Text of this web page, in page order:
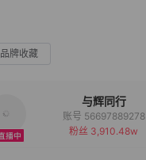
品牌收藏
与辉同行
备注
账号 56697889278
粉丝 3,910.48w